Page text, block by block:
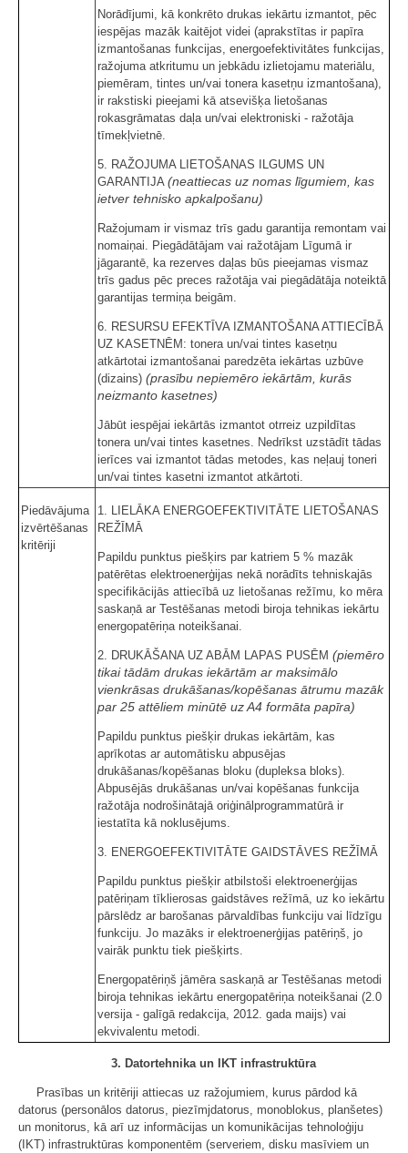
Norādījumi, kā konkrēto drukas iekārtu izmantot, pēc
iespējas mazāk kaitējot videi (aprakstītas ir papīra
izmantošanas funkcijas, energoefektivitātes funkcijas,
ražojuma atkritumu un jebkādu izlietojamu materiālu,
piemēram, tintes un/vai tonera kasetņu izmantošana),
ir rakstiski pieejami kā atsevišķa lietošanas
rokasgrāmatas daļa un/vai elektroniski - ražotāja
tīmekļvietnē.
5. RAŽOJUMA LIETOŠANAS ILGUMS UN
GARANTIJA (neattiecas uz nomas līgumiem, kas
ietver tehnisko apkalpošanu)
Ražojumam ir vismaz trīs gadu garantija remontam vai
nomaiņai. Piegādātājam vai ražotājam Līgumā ir
jāgarantē, ka rezerves daļas būs pieejamas vismaz
trīs gadus pēc preces ražotāja vai piegādātāja noteiktā
garantijas termiņa beigām.
6. RESURSU EFEKTĪVA IZMANTOŠANA ATTIECĪBĀ
UZ KASETNĒM: tonera un/vai tintes kasetņu
atkārtotai izmantošanai paredzēta iekārtas uzbūve
(dizains) (prasību nepiemēro iekārtām, kurās
neizmanto kasetnes)
Jābūt iespējai iekārtās izmantot otrreiz uzpildītas
tonera un/vai tintes kasetnes. Nedrīkst uzstādīt tādas
ierīces vai izmantot tādas metodes, kas neļauj toneri
un/vai tintes kasetni izmantot atkārtoti.
Piedāvājuma
izvērtēšanas
kritēriji
1. LIELĀKA ENERGOEFEKTIVITĀTE LIETOŠANAS
REŽĪMĀ
Papildu punktus piešķirs par katriem 5 % mazāk
patērētas elektroenerģijas nekā norādīts tehniskajās
specifikācijās attiecībā uz lietošanas režīmu, ko mēra
saskaņā ar Testēšanas metodi biroja tehnikas iekārtu
energopatēriņa noteikšanai.
2. DRUKĀŠANA UZ ABĀM LAPAS PUSĒM (piemēro
tikai tādām drukas iekārtām ar maksimālo
vienkrāsas drukāšanas/kopēšanas ātrumu mazāk
par 25 attēliem minūtē uz A4 formāta papīra)
Papildu punktus piešķir drukas iekārtām, kas
aprīkotas ar automātisku abpusējas
drukāšanas/kopēšanas bloku (dupleksa bloks).
Abpusējās drukāšanas un/vai kopēšanas funkcija
ražotāja nodrošinātajā oriģinālprogrammatūrā ir
iestatīta kā noklusējums.
3. ENERGOEFEKTIVITĀTE GAIDSTĀVES REŽĪMĀ
Papildu punktus piešķir atbilstoši elektroenerģijas
patēriņam tīklierosas gaidstāves režīmā, uz ko iekārtu
pārslēdz ar barošanas pārvaldības funkciju vai līdzīgu
funkciju. Jo mazāks ir elektroenerģijas patēriņš, jo
vairāk punktu tiek piešķirts.
Energopatēriņš jāmēra saskaņā ar Testēšanas metodi
biroja tehnikas iekārtu energopatēriņa noteikšanai (2.0
versija - galīgā redakcija, 2012. gada maijs) vai
ekvivalentu metodi.
3. Datortehnika un IKT infrastruktūra
Prasības un kritēriji attiecas uz ražojumiem, kurus pārdod kā
datorus (personālos datorus, piezīmjdatorus, monoblokus, planšetes)
un monitorus, kā arī uz informācijas un komunikācijas tehnoloģiju
(IKT) infrastruktūras komponentēm (serveriem, disku masīviem un